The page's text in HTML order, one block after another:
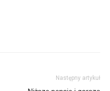
Następny artykuł